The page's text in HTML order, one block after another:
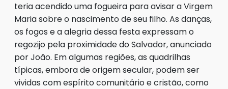
teria acendido uma fogueira para avisar a Virgem
Maria sobre o nascimento de seu filho. As danças,
os fogos e a alegria dessa festa expressam o
regozijo pela proximidade do Salvador, anunciado
por João. Em algumas regiões, as quadrilhas
típicas, embora de origem secular, podem ser
vividas com espírito comunitário e cristão, como